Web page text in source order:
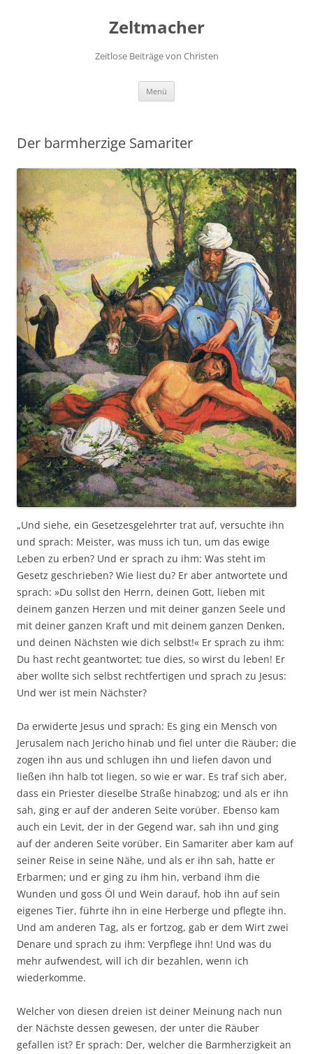
Zeltmacher
Zeitlose Beiträge von Christen
Menü
Der barmherzige Samariter
„Und siehe, ein Gesetzesgelehrter trat auf, versuchte ihn
und sprach: Meister, was muss ich tun, um das ewige
Leben zu erben? Und er sprach zu ihm: Was steht im
Gesetz geschrieben? Wie liest du? Er aber antwortete und
sprach: »Du sollst den Herrn, deinen Gott, lieben mit
deinem ganzen Herzen und mit deiner ganzen Seele und
mit deiner ganzen Kraft und mit deinem ganzen Denken,
und deinen Nächsten wie dich selbst!« Er sprach zu ihm:
Du hast recht geantwortet; tue dies, so wirst du leben! Er
aber wollte sich selbst rechtfertigen und sprach zu Jesus:
Und wer ist mein Nächster?
Da erwiderte Jesus und sprach: Es ging ein Mensch von
Jerusalem nach Jericho hinab und fiel unter die Räuber; die
zogen ihn aus und schlugen ihn und liefen davon und
ließen ihn halb tot liegen, so wie er war. Es traf sich aber,
dass ein Priester dieselbe Straße hinabzog; und als er ihn
sah, ging er auf der anderen Seite vorüber. Ebenso kam
auch ein Levit, der in der Gegend war, sah ihn und ging
auf der anderen Seite vorüber. Ein Samariter aber kam auf
seiner Reise in seine Nähe, und als er ihn sah, hatte er
Erbarmen; und er ging zu ihm hin, verband ihm die
Wunden und goss Öl und Wein darauf, hob ihn auf sein
eigenes Tier, führte ihn in eine Herberge und pflegte ihn.
Und am anderen Tag, als er fortzog, gab er dem Wirt zwei
Denare und sprach zu ihm: Verpflege ihn! Und was du
mehr aufwendest, will ich dir bezahlen, wenn ich
wiederkomme.
Welcher von diesen dreien ist deiner Meinung nach nun
der Nächste dessen gewesen, der unter die Räuber
gefallen ist? Er sprach: Der, welcher die Barmherzigkeit an